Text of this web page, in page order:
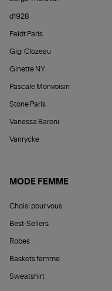
d1928
Feidt Paris
Gigi Clozeau
Ginette NY
Pascale Monvoisin
Stone Paris
Vanessa Baroni
Vanrycke
MODE FEMME
Choisi pour vous
Best-Sellers
Robes
Baskets femme
Sweatshirt